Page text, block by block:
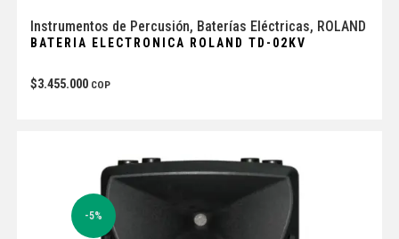
Instrumentos de Percusión, Baterías Eléctricas, ROLAND
BATERIA ELECTRONICA ROLAND TD-02KV
$3.455.000 COP
-5%